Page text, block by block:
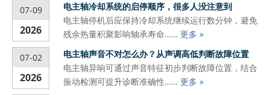
07-09
2026
电主轴冷却系统的启停顺序，很多人没注意到
电主轴停机后应保持冷却系统继续运行数分钟，避免
残余热量积聚影响轴承寿命…… 更多 »
07-02
2026
电主轴声音不对怎么办？从声调高低判断故障位置
电主轴异响可通过声音特征初步判断故障位置，结合
振动检测可提升诊断准确性…… 更多 »